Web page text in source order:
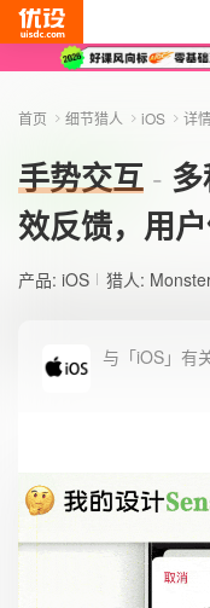
首页 细节猎人 iOS 详
手势交互
效反馈，用
产品: iOS 猎人:
与「iOS」有